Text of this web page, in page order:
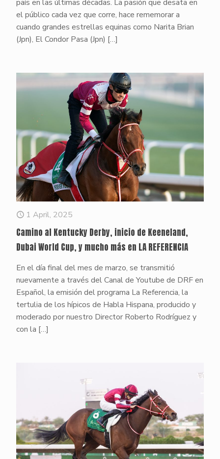
país en las últimas décadas. La pasión que desata en
el público cada vez que corre, hace rememorar a
cuando grandes estrellas equinas como Narita Brian
(Jpn), El Condor Pasa (Jpn) […]
1 April, 2025
Camino al Kentucky Derby, inicio de Keeneland,
Dubai World Cup, y mucho más en LA REFERENCIA
En el día final del mes de marzo, se transmitió
nuevamente a través del Canal de Youtube de DRF en
Español, la emisión del programa La Referencia, la
tertulia de los hípicos de Habla Hispana, producido y
moderado por nuestro Director Roberto Rodríguez y
con la […]